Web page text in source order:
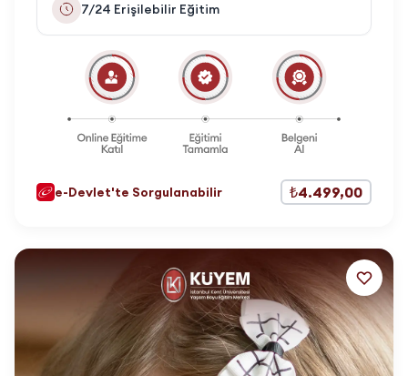
7/24 Erişilebilir Eğitim
e-Devlet'te Sorgulanabilir ₺4.499,00